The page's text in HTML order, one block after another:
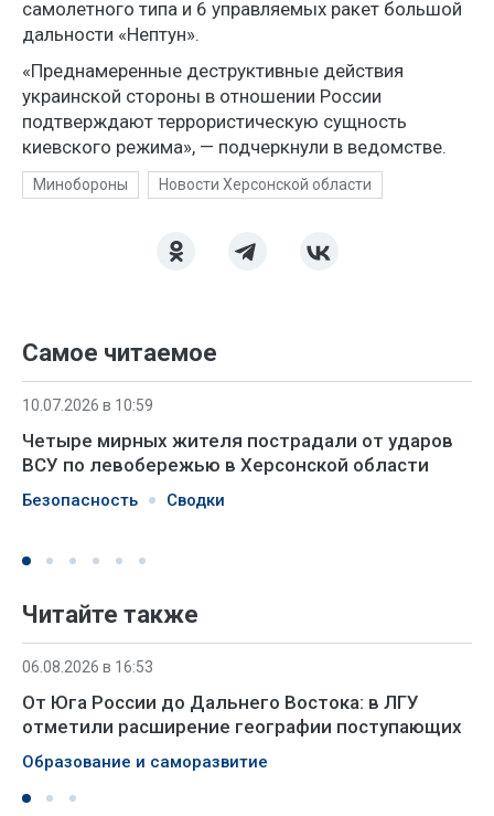
самолетного типа и 6 управляемых ракет большой
дальности «Нептун».
«Преднамеренные деструктивные действия
украинской стороны в отношении России
подтверждают террористическую сущность
киевского режима», — подчеркнули в ведомстве.
Минобороны Новости Херсонской области
Самое читаемое
10.07.2026 в 10:59
Четыре мирных жителя пострадали от ударов
ВСУ по левобережью в Херсонской области
Безопасность Сводки
Читайте также
06.08.2026 в 16:53
От Юга России до Дальнего Востока: в ЛГУ
отметили расширение географии поступающих
Образование и саморазвитие